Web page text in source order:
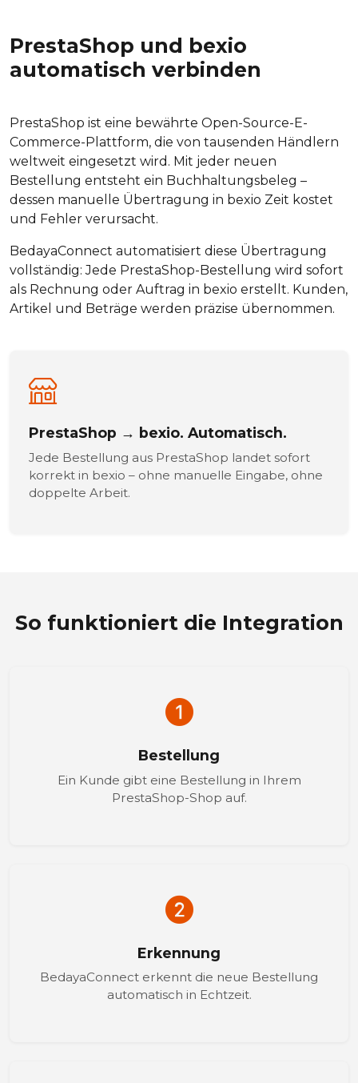
PrestaShop und bexio
automatisch verbinden
PrestaShop ist eine bewährte Open-Source-E-
Commerce-Plattform, die von tausenden Händlern
weltweit eingesetzt wird. Mit jeder neuen
Bestellung entsteht ein Buchhaltungsbeleg –
dessen manuelle Übertragung in bexio Zeit kostet
und Fehler verursacht.
BedayaConnect automatisiert diese Übertragung
vollständig: Jede PrestaShop-Bestellung wird sofort
als Rechnung oder Auftrag in bexio erstellt. Kunden,
Artikel und Beträge werden präzise übernommen.
PrestaShop → bexio. Automatisch.
Jede Bestellung aus PrestaShop landet sofort
korrekt in bexio – ohne manuelle Eingabe, ohne
doppelte Arbeit.
So funktioniert die Integration
Bestellung
Ein Kunde gibt eine Bestellung in Ihrem
PrestaShop-Shop auf.
Erkennung
BedayaConnect erkennt die neue Bestellung
automatisch in Echtzeit.